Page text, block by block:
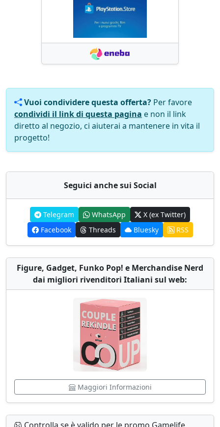
Vuoi condividere questa offerta? Per favore
condividi il link di questa pagina e non il link
diretto al negozio, ci aiuterai a mantenere in vita il
progetto!
Seguici anche sui Social
Telegram WhatsApp
X (ex Twitter)
Facebook
Threads Bluesky RSS
Figure, Gadget, Funko Pop! e Merchandise Nerd
dai migliori rivenditori Italiani sul web:
Maggiori Informazioni